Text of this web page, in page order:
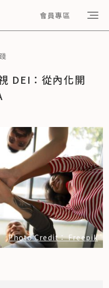
會員專區
DEI：從內化開
Photo Credit： Freepik